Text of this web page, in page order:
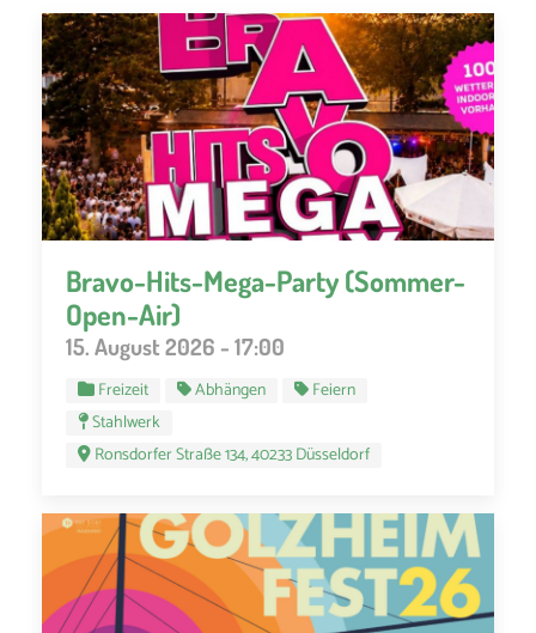
Bravo-Hits-Mega-Party (Sommer-
Open-Air)
15. August 2026 - 17:00
Freizeit Abhängen
Feiern
Stahlwerk
Ronsdorfer Straße 134, 40233 Düsseldorf